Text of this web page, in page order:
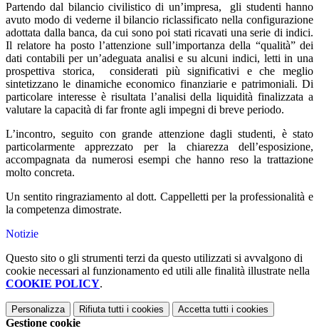
Partendo dal bilancio civilistico di un’impresa,
gli studenti hanno
avuto modo di vederne il bilancio riclassificato nella configurazione
adottata dalla banca, da cui sono poi stati ricavati una serie di indici.
Il relatore ha posto l’attenzione sull’importanza della “qualità” dei
dati contabili per un’adeguata analisi e su alcuni indici, letti in una
prospettiva storica,
considerati più significativi e che meglio
sintetizzano le dinamiche economico finanziarie e patrimoniali. Di
particolare interesse è risultata l’analisi della liquidità finalizzata a
valutare la capacità di far fronte agli impegni di breve periodo.
L’incontro, seguito con grande attenzione dagli studenti, è stato
particolarmente apprezzato per la chiarezza dell’esposizione,
accompagnata da numerosi esempi che hanno reso la trattazione
molto concreta.
Un sentito ringraziamento al dott. Cappelletti per la professionalità e
la competenza dimostrate.
Notizie
Questo sito o gli strumenti terzi da questo utilizzati si avvalgono di
cookie necessari al funzionamento ed utili alle finalità illustrate nella
COOKIE POLICY.
Personalizza Rifiuta tutti i cookies Accetta tutti i cookies
Gestione cookie